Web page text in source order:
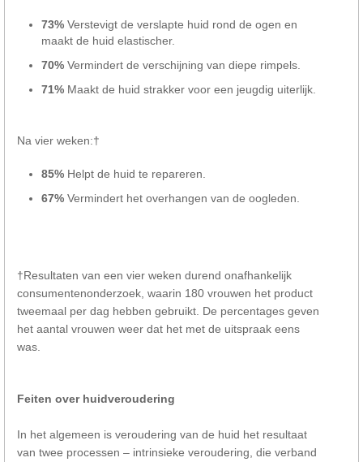
73% Verstevigt de verslapte huid rond de ogen en
maakt de huid elastischer.
70% Vermindert de verschijning van diepe rimpels.
71% Maakt de huid strakker voor een jeugdig uiterlijk.
Na vier weken:†
85% Helpt de huid te repareren.
67% Vermindert het overhangen van de oogleden.
†Resultaten van een vier weken durend onafhankelijk
consumentenonderzoek, waarin 180 vrouwen het product
tweemaal per dag hebben gebruikt. De percentages geven
het aantal vrouwen weer dat het met de uitspraak eens
was.
Feiten over huidveroudering
In het algemeen is veroudering van de huid het resultaat
van twee processen – intrinsieke veroudering, die verband